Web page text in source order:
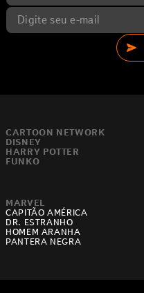
CARTOON NETWORK
DISNEY
HARRY POTTER
FUNKO
MARVEL
CAPITÃO AMÉRICA
DR. ESTRANHO
HOMEM ARANHA
PANTERA NEGRA